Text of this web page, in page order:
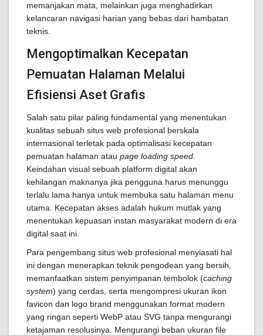
memanjakan mata, melainkan juga menghadirkan
kelancaran navigasi harian yang bebas dari hambatan
teknis.
Mengoptimalkan Kecepatan
Pemuatan Halaman Melalui
Efisiensi Aset Grafis
Salah satu pilar paling fundamental yang menentukan
kualitas sebuah situs web profesional berskala
internasional terletak pada optimalisasi kecepatan
pemuatan halaman atau page loading speed
Keindahan visual sebuah platform digital akan
kehilangan maknanya jika pengguna harus menunggu
terlalu lama hanya untuk membuka satu halaman menu
utama. Kecepatan akses adalah hukum mutlak yang
menentukan kepuasan instan masyarakat modern di era
digital saat ini.
Para pengembang situs web profesional menyiasati hal
ini dengan menerapkan teknik pengodean yang bersih,
memanfaatkan sistem penyimpanan tembolok (caching
system) yang cerdas, serta mengompresi ukuran ikon
favicon dan logo brand menggunakan format modern
yang ringan seperti WebP atau SVG tanpa mengurangi
ketajaman resolusinya. Mengurangi beban ukuran file